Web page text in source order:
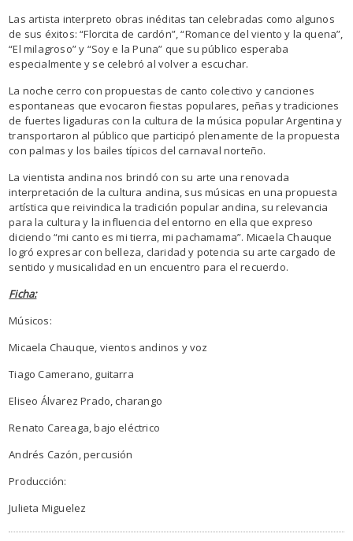
Las artista interpreto obras inéditas tan celebradas como algunos
de sus éxitos: “Florcita de cardón”, “Romance del viento y la quena”,
“El milagroso” y “Soy e la Puna” que su público esperaba
especialmente y se celebró al volver a escuchar.
La noche cerro con propuestas de canto colectivo y canciones
espontaneas que evocaron fiestas populares, peñas y tradiciones
de fuertes ligaduras con la cultura de la música popular Argentina y
transportaron al público que participó plenamente de la propuesta
con palmas y los bailes típicos del carnaval norteño.
La vientista andina nos brindó con su arte una renovada
interpretación de la cultura andina, sus músicas en una propuesta
artística que reivindica la tradición popular andina, su relevancia
para la cultura y la influencia del entorno en ella que expreso
diciendo “mi canto es mi tierra, mi pachamama”. Micaela Chauque
logró expresar con belleza, claridad y potencia su arte cargado de
sentido y musicalidad en un encuentro para el recuerdo.
Ficha:
Músicos:
Micaela Chauque, vientos andinos y voz
Tiago Camerano, guitarra
Eliseo Álvarez Prado, charango
Renato Careaga, bajo eléctrico
Andrés Cazón, percusión
Producción:
Julieta Miguelez